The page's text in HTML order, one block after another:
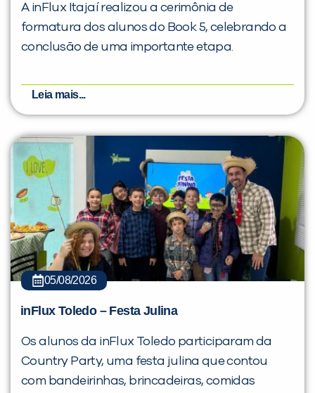
A inFlux Itajaí realizou a cerimônia de
formatura dos alunos do Book 5, celebrando a
conclusão de uma importante etapa.
Leia mais...
05/08/2026
inFlux Toledo – Festa Julina
Os alunos da inFlux Toledo participaram da
Country Party, uma festa julina que contou
com bandeirinhas, brincadeiras, comidas